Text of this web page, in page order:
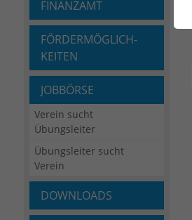
FINANZAMT
FÖRDERMÖGLICH­
KEITEN
JOBBÖRSE
Verein sucht
Übungsleiter
Übungsleiter sucht
Verein
DOWNLOADS